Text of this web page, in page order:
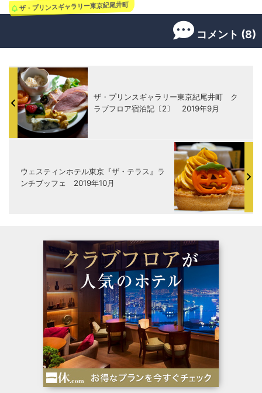
ザ・プリンスギャラリー東京紀尾井町
コメント (8)
ザ・プリンスギャラリー東京紀尾井町 ク
ラブフロア宿泊記〔2〕 2019年9月
ウェスティンホテル東京『ザ・テラス』ラ
ンチブッフェ 2019年10月